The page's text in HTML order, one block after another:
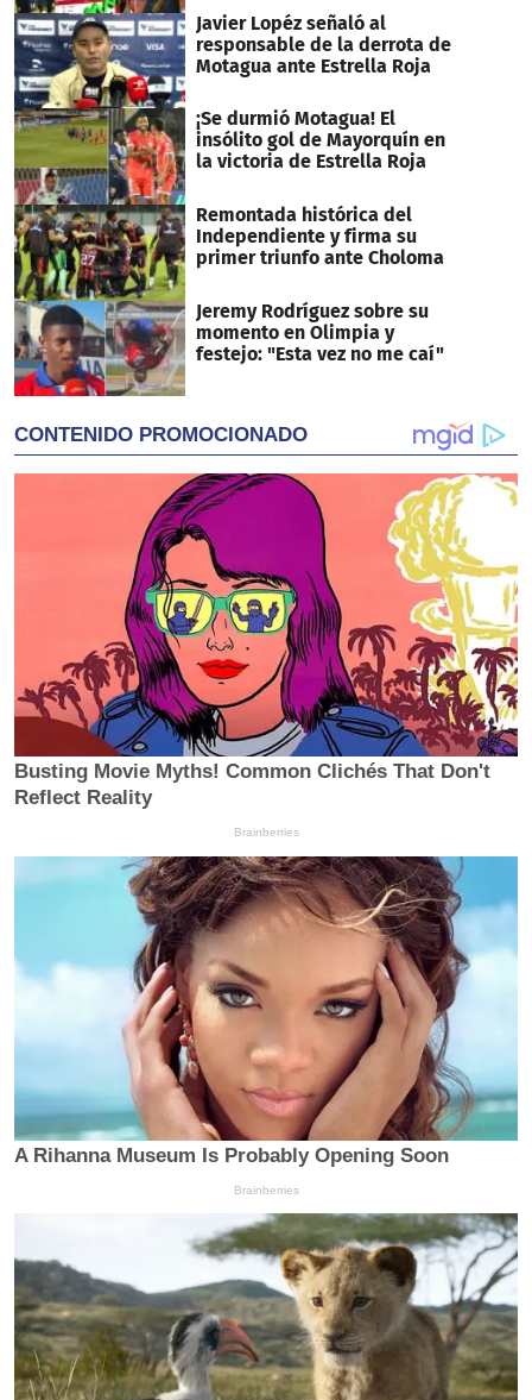
Javier Lopéz señaló al
responsable de la derrota de
Motagua ante Estrella Roja
¡Se durmió Motagua! El
insólito gol de Mayorquín en
la victoria de Estrella Roja
Remontada histórica del
Independiente y firma su
primer triunfo ante Choloma
Jeremy Rodríguez sobre su
momento en Olimpia y
festejo: "Esta vez no me caí"